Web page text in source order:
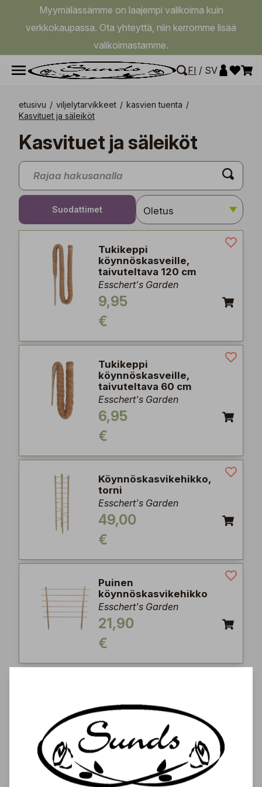
Myymälässämme on laajempi valikoima kuin
verkkokaupassa. Ota yhteyttä, niin kerromme lisää
valikoimastamme.
FI / SV
etusivu / viljelytarvikkeet / kasvien tuenta /
Kasvituet ja säleiköt
Kasvituet ja säleiköt
Suodattimet
Tukikeppi
köynnöskasveille,
taivuteltava 120 cm
Esschert's Garden
9,95
€
Tukikeppi
köynnöskasveille,
taivuteltava 60 cm
Esschert's Garden
6,95
€
Köynnöskasvikehikko,
torni
Esschert's Garden
49,00
€
Puinen
köynnöskasvikehikko
Esschert's Garden
21,90
€
4,95
€
Ruukkusäleikkö Square,